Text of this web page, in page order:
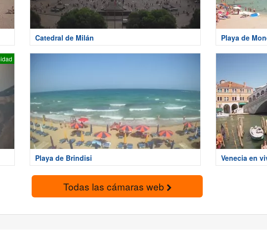
Catedral de Milán Playa de
Playa de Brindisi Venecia en
Todas las cámaras web